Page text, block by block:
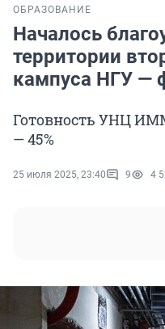
ОБРАЗОВАНИЕ
Началось
территории
кампуса НГУ —
Готовность УНЦ
— 45%
25 июля 2025, 23:40 9 4